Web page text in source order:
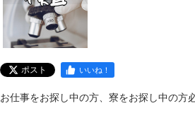
ポスト いいね！
お仕事をお探し中の方、寮をお探し中の方